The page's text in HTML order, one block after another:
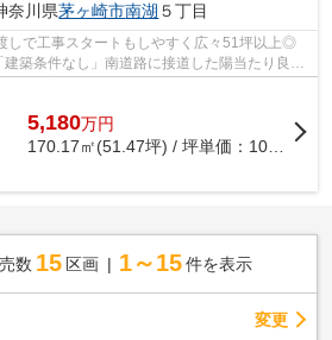
奈川県茅ヶ崎市南湖 ５丁目
しで工事スタートもしやすく広々51坪以上◎
築条件なし」南道路に接道した陽当たり良好
も豊富に...
5,180万円
170.17㎡(51.47坪) / 坪単価： 100.64
数 15 区画 1～15 件を表示
変更